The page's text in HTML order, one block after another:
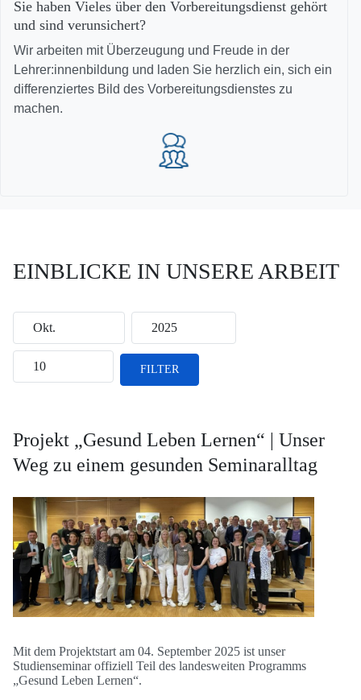
Sie haben Vieles über den Vorbereitungsdienst gehört
und sind verunsichert?
Wir arbeiten mit Überzeugung und Freude in der
Lehrer:innenbildung und laden Sie herzlich ein, sich ein
differenziertes Bild des Vorbereitungsdienstes zu
machen.
EINBLICKE IN UNSERE ARBEIT
FILTER
Projekt „Gesund Leben Lernen“ | Unser
Weg zu einem gesunden Seminaralltag
Mit dem Projektstart am 04. September 2025 ist unser
Studienseminar offiziell Teil des landesweiten Programms
„Gesund Leben Lernen“.